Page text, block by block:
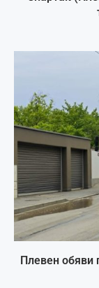
Плевен обяви